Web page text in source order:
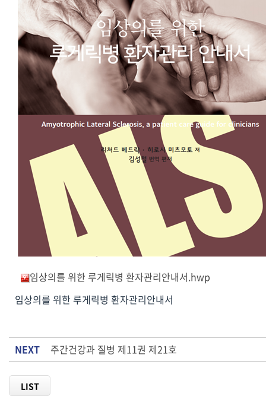
임상의를 위한 루게릭병 환자관리안내서.hwp
임상의를 위한 루게릭병 환자관리안내서
NEXT 주간건강과 질병 제11권 제21호
LIST